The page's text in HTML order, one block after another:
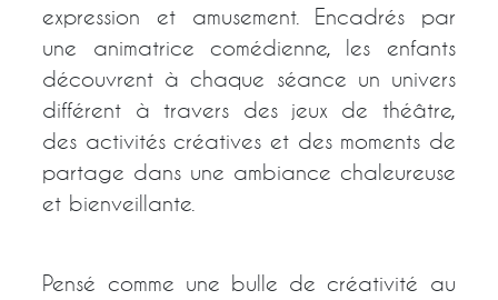
expression et amusement. Encadrés par
une animatrice comédienne, les enfants
découvrent à chaque séance un univers
différent à travers des jeux de théâtre,
des activités créatives et des moments de
partage dans une ambiance chaleureuse
et bienveillante.
Pensé comme une bulle de créativité au